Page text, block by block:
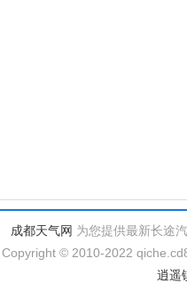
成都天气网 为您提供最新长途
Copyright © 2010-2022
逍遥